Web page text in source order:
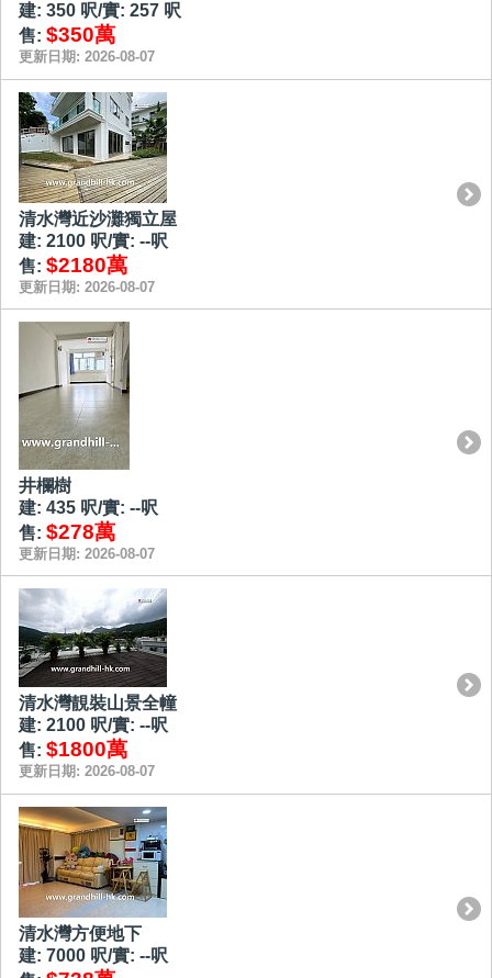
建: 350 呎/實: 257 呎
售: $350萬
更新日期: 2026-08-07
清水灣近沙灘獨立屋
建: 2100 呎/實: --呎
售: $2180萬
更新日期: 2026-08-07
井欄樹
建: 435 呎/實: --呎
售: $278萬
更新日期: 2026-08-07
清水灣靚裝山景全幢
建: 2100 呎/實: --呎
售: $1800萬
更新日期: 2026-08-07
清水灣方便地下
建: 7000 呎/實: --呎